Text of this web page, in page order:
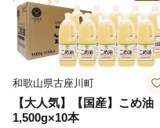
和歌山県古座川町
【大人気】【国産】こめ油
1,500g×10本